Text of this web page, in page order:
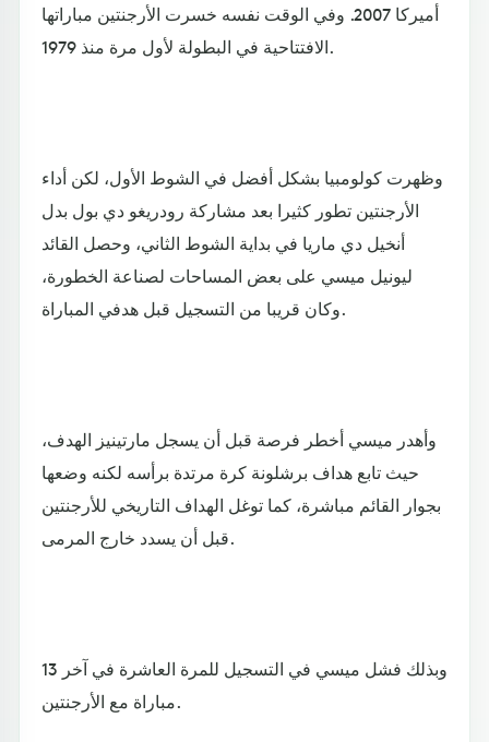
أميركا 2007. وفي الوقت نفسه خسرت الأرجنتين مباراتها
الافتتاحية في البطولة لأول مرة منذ 1979.
وظهرت كولومبيا بشكل أفضل في الشوط الأول، لكن أداء
الأرجنتين تطور كثيرا بعد مشاركة رودريغو دي بول بدل
أنخيل دي ماريا في بداية الشوط الثاني، وحصل القائد
ليونيل ميسي على بعض المساحات لصناعة الخطورة،
وكان قريبا من التسجيل قبل هدفي المباراة.
وأهدر ميسي أخطر فرصة قبل أن يسجل مارتينيز الهدف،
حيث تابع هداف برشلونة كرة مرتدة برأسه لكنه وضعها
بجوار القائم مباشرة، كما توغل الهداف التاريخي للأرجنتين
قبل أن يسدد خارج المرمى.
وبذلك فشل ميسي في التسجيل للمرة العاشرة في آخر 13
مباراة مع الأرجنتين.